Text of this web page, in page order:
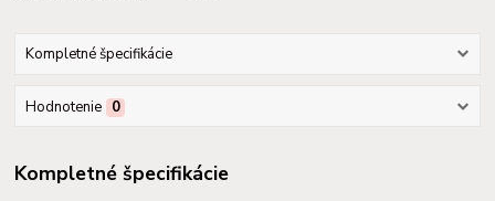
Kompletné špecifikácie
Hodnotenie 0
Kompletné špecifikácie